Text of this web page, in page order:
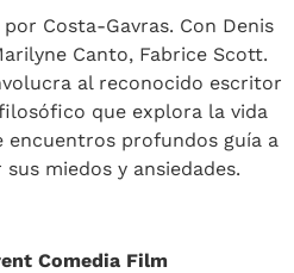
Costa-Gavras. Con Denis
Canto, Fabrice Scott.
al reconocido escritor
que explora la vida
encuentros profundos guía a
miedos y ansiedades.
Comedia Film